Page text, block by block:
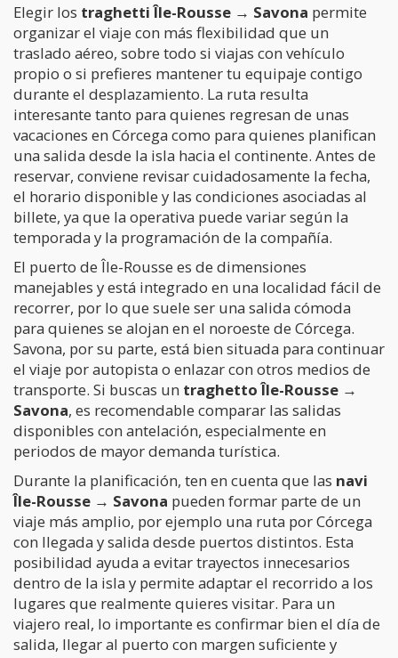
Elegir los traghetti Île-Rousse → Savona permite
organizar el viaje con más flexibilidad que un
traslado aéreo, sobre todo si viajas con vehículo
propio o si prefieres mantener tu equipaje contigo
durante el desplazamiento. La ruta resulta
interesante tanto para quienes regresan de unas
vacaciones en Córcega como para quienes planifican
una salida desde la isla hacia el continente. Antes de
reservar, conviene revisar cuidadosamente la fecha,
el horario disponible y las condiciones asociadas al
billete, ya que la operativa puede variar según la
temporada y la programación de la compañía.
El puerto de Île-Rousse es de dimensiones
manejables y está integrado en una localidad fácil de
recorrer, por lo que suele ser una salida cómoda
para quienes se alojan en el noroeste de Córcega.
Savona, por su parte, está bien situada para continuar
el viaje por autopista o enlazar con otros medios de
transporte. Si buscas un traghetto Île-Rousse →
Savona, es recomendable comparar las salidas
disponibles con antelación, especialmente en
periodos de mayor demanda turística.
Durante la planificación, ten en cuenta que las navi
Île-Rousse → Savona pueden formar parte de un
viaje más amplio, por ejemplo una ruta por Córcega
con llegada y salida desde puertos distintos. Esta
posibilidad ayuda a evitar trayectos innecesarios
dentro de la isla y permite adaptar el recorrido a los
lugares que realmente quieres visitar. Para un
viajero real, lo importante es confirmar bien el día de
salida, llegar al puerto con margen suficiente y